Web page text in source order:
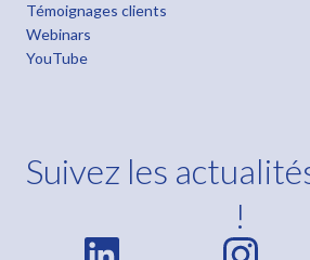
Témoignages clients
Webinars
YouTube
Suivez les
!